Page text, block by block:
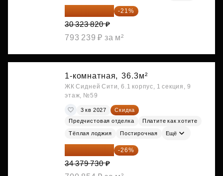
23 955 818 ₽ -21%
30 323 820 ₽
793 239 ₽ за м²
1-комнатная, 36.3м²
ЖК Сидней Сити, 6.1 корпус, 1 секция, 9
этаж, №59
3 кв 2027
Скидка
Предчистовая отделка
Платите как хотите
Тёплая лоджия Постирочная Ещё
25 441 000 ₽ -26%
34 379 730 ₽